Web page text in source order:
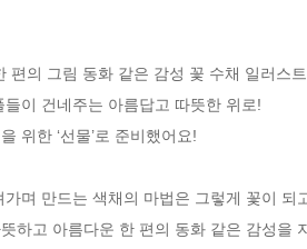
편의 그림 동화 같은 감성 꽃 수채 일러스
이 건네주는 아름답고 따뜻한 위로!
위한 ‘선물’로 준비했어요!
가며 만드는 색채의 마법은 그렇게 꽃이
하고 아름다운 한 편의 동화 같은 감성을